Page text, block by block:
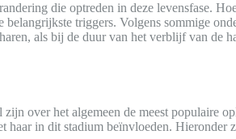
die optreden in deze levensfase.
triggers. Volgens sommige
als bij de duur van het verblijf van
over het algemeen de meest populaire
in dit stadium beïnvloeden. Hieronder